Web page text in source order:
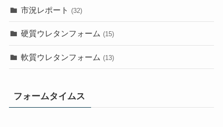
市況レポート (32)
硬質ウレタンフォーム (15)
軟質ウレタンフォーム (13)
フォームタイムス